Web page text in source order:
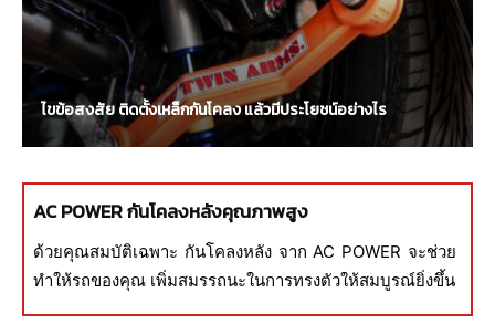
ไขข้อสงสัย ติดตั้งเหล็กกันโคลง แล้วมีประโยชน์อย่างไร
AC POWER กันโคลงหลังคุณภาพสูง
ด้วยคุณสมบัติเฉพาะ กันโคลงหลัง จาก AC POWER จะช่วย
ทำให้รถของคุณ เพิ่มสมรรถนะในการทรงตัวให้สมบูรณ์ยิ่งขึ้น